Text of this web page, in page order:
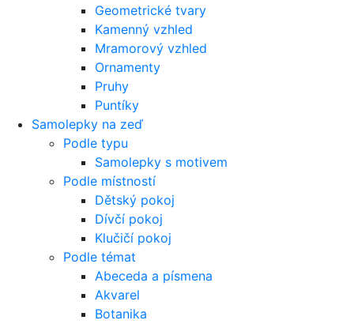
Geometrické tvary
Kamenný vzhled
Mramorový vzhled
Ornamenty
Pruhy
Puntíky
Samolepky na zeď
Podle typu
Samolepky s motivem
Podle místností
Dětský pokoj
Dívčí pokoj
Klučičí pokoj
Podle témat
Abeceda a písmena
Akvarel
Botanika